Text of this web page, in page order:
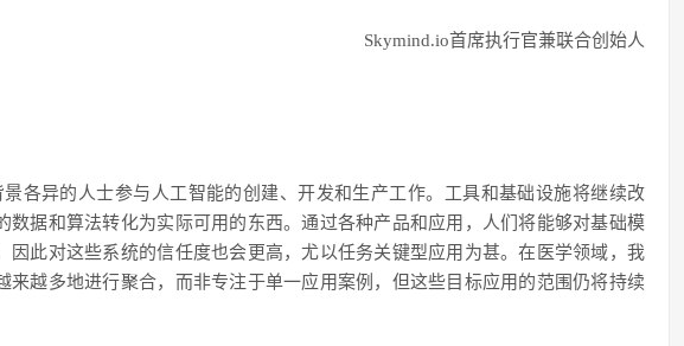
Skymind.io首席执行官兼联合创始人
各异的人士参与人工智能的创建、开发和生产工作。工具和基础设施将继续改
数据和算法转化为实际可用的东西。通过各种产品和应用，人们将能够对基础模
因此对这些系统的信任度也会更高，尤以任务关键型应用为甚。在医学领域，我
来越多地进行聚合，而非专注于单一应用案例，但这些目标应用的范围仍将持续